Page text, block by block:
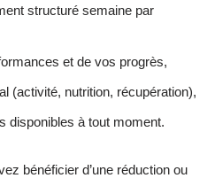
structuré semaine par
et de vos progrès,
(activité, nutrition, récupération),
disponibles à tout moment.
bénéficier d’une réduction ou